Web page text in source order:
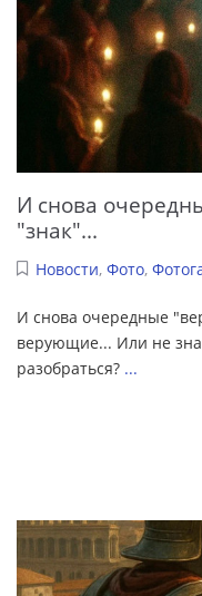
И снова
"знак"...
Новости, Фото,
И снова очередные
верующие... Или не
разобраться? ...